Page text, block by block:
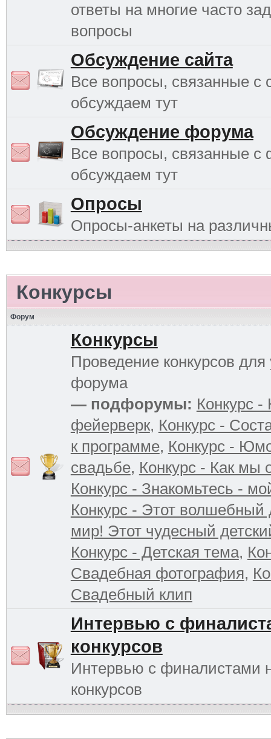
ответы на многие часто
вопросы
Обсуждение сайта
Все вопросы, связанные с
обсуждаем тут
Обсуждение форума
Все вопросы, связанные
обсуждаем тут
Опросы
Опросы-анкеты на
Конкурсы
Форум
Конкурсы
Проведение конкурсов для
форума
— подфорумы: Конкурс
фейерверк, Конкурс -
к программе, Конкурс -
свадьбе, Конкурс - Как мы
Конкурс - Знакомьтесь -
Конкурс - Этот волшебный
мир! Этот чудесный
Конкурс - Детская тема,
Свадебная фотография,
Свадебный клип
Интервью с
конкурсов
Интервью с финалистами
конкурсов